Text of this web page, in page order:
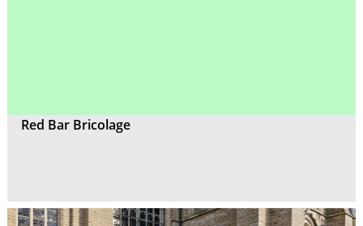
Red Bar Bricolage